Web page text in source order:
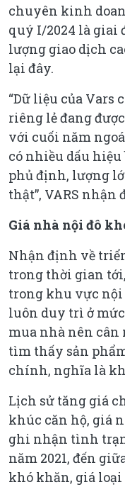
chuyên kinh
quý I/2024 là giai
lượng giao dịch
lại đây.
“Dữ liệu của Vars
riêng lẻ đang
với cuối năm
có nhiều dấu
phủ định, lượng
thật”, VARS nhận
Giá nhà nội đô
Nhận định về
trong thời gian
trong khu vực nội
luôn duy trì ở mức
mua nhà nên
tìm thấy sản
chính, nghĩa là
Lịch sử tăng giá
khúc căn hộ, giá
ghi nhận tình
năm 2021, đến
khó khăn, giá